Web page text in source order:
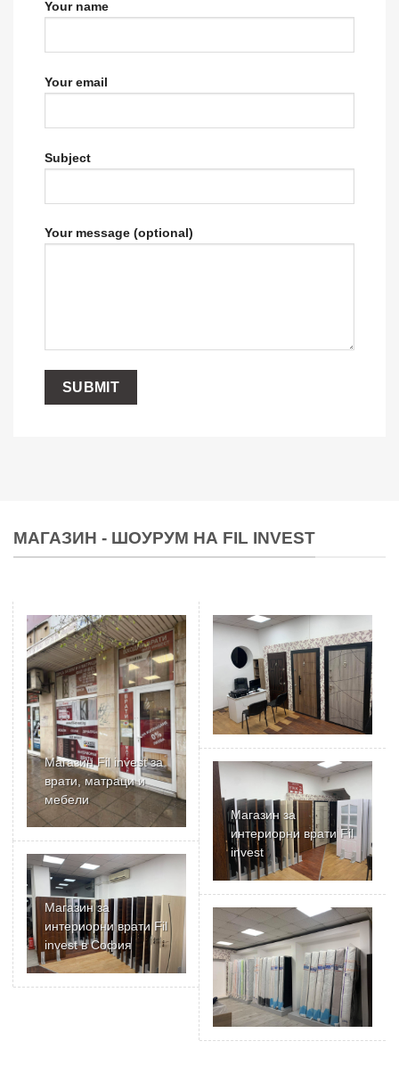
Your name
Your email
Subject
Your message (optional)
МАГАЗИН - ШОУРУМ НА FIL INVEST
Магазин Fil invest за
врати, матраци и
мебели
Магазин за
интериорни врати Fil
invest
Магазин за
интериорни врати Fil
invest в София